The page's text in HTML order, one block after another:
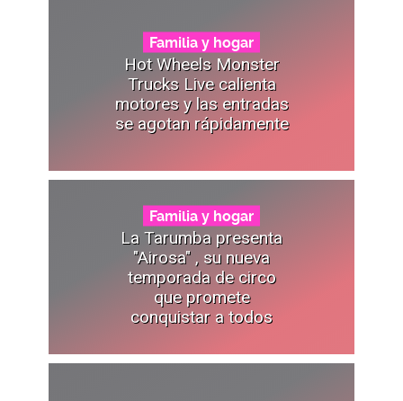
Familia y hogar
Hot Wheels Monster
Trucks Live calienta
motores y las entradas
se agotan rápidamente
Familia y hogar
La Tarumba presenta
"Airosa" , su nueva
temporada de circo
que promete
conquistar a todos